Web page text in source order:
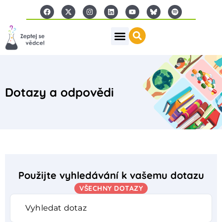
Dotazy a odpovědi
Použijte vyhledávání k vašemu dotazu
VŠECHNY DOTAZY